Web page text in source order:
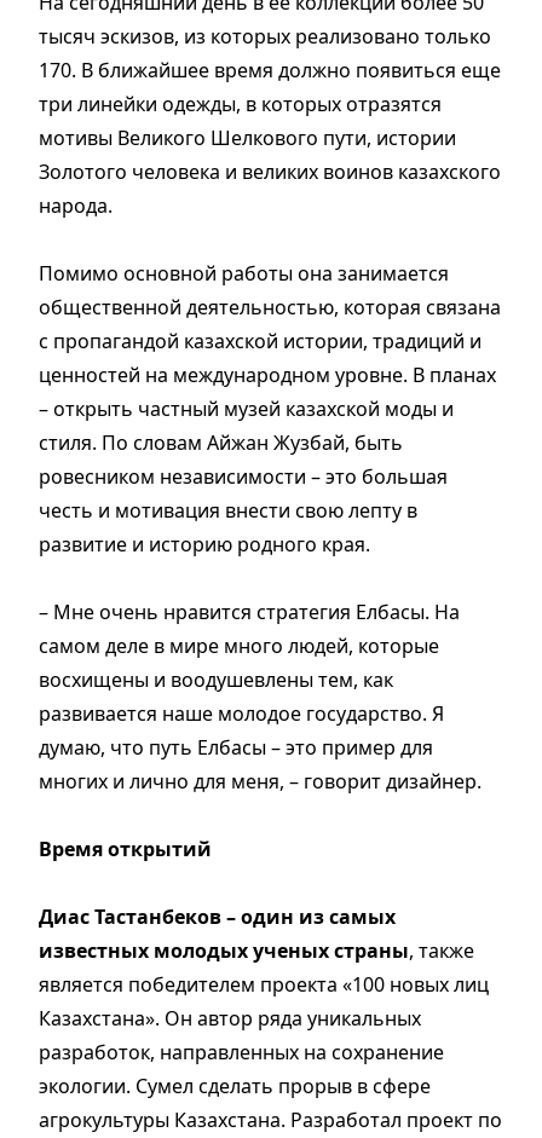
тысяч эскизов, из которых реализовано только
170. В ближайшее время должно появиться еще
три линейки одежды, в которых отразятся
мотивы Великого Шелкового пути, истории
Золотого человека и великих воинов казахского
народа.
Помимо основной работы она занимается
общественной деятельностью, которая связана
с пропагандой казахской истории, традиций и
ценностей на международном уровне. В планах
– открыть частный музей казахской моды и
стиля. По словам Айжан Жузбай, быть
ровесником независимости – это большая
честь и мотивация внести свою лепту в
развитие и историю родного края.
– Мне очень нравится стратегия Елбасы. На
самом деле в мире много людей, которые
восхищены и воодушевлены тем, как
развивается наше молодое государство. Я
думаю, что путь Елбасы – это пример для
многих и лично для меня, – говорит дизайнер.
Время открытий
Диас Тастанбеков – один из самых
известных молодых ученых страны, также
является победителем проекта «100 новых лиц
Казахстана». Он автор ряда уникальных
разработок, направленных на сохранение
экологии. Сумел сделать прорыв в сфере
агрокультуры Казахстана. Разработал проект по